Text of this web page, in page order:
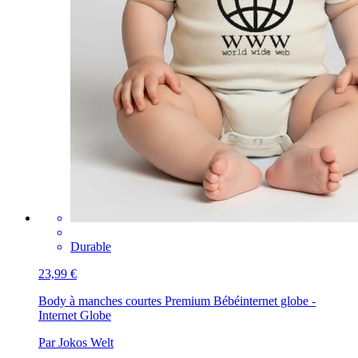
Durable
23,99 €
Body à manches courtes Premium Bébéinternet globe -
Internet Globe
Par Jokos Welt